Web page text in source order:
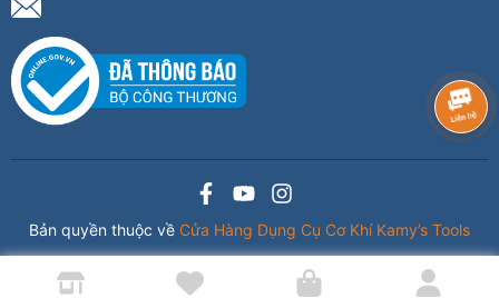
Bản quyền thuộc về Cửa Hàng Dụng Cụ Cơ Khí Kamy’s Tools